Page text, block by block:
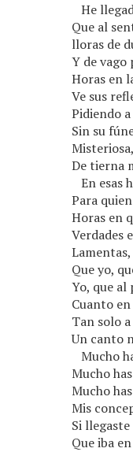
He
Que al
lloras de
Y de vago
Horas en
Ve sus
Pidiendo
Sin su
De tierna
En esas
Para
Horas en
Verdades
Que yo,
Yo, que al
Cuanto
Tan solo
Un canto
Mucho
Mucho
Mucho
Mis
Si
Que iba